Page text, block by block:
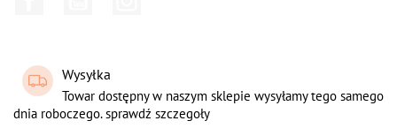
Wysyłka
Towar dostępny w naszym sklepie wysyłamy tego samego
dnia roboczego. sprawdź szczegoły